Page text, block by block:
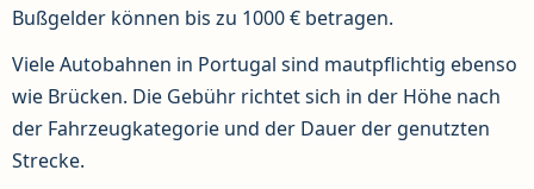
Bußgelder können bis zu 1000 € betragen.
Viele Autobahnen in Portugal sind mautpflichtig ebenso
wie Brücken. Die Gebühr richtet sich in der Höhe nach
der Fahrzeugkategorie und der Dauer der genutzten
Strecke.